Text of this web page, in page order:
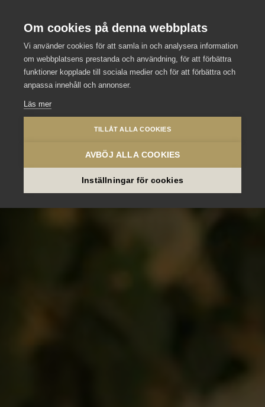
Se våra andra slott och hotell
Om cookies på denna webbplats
Vi använder cookies för att samla in och analysera information
om webbplatsens prestanda och användning, för att förbättra
funktioner kopplade till sociala medier och för att förbättra och
anpassa innehåll och annonser.
Läs mer
TILLÅT ALLA COOKIES
AVBÖJ ALLA COOKIES
Inställningar för cookies